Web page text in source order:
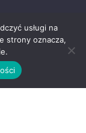
usługi na
strony oznacza,